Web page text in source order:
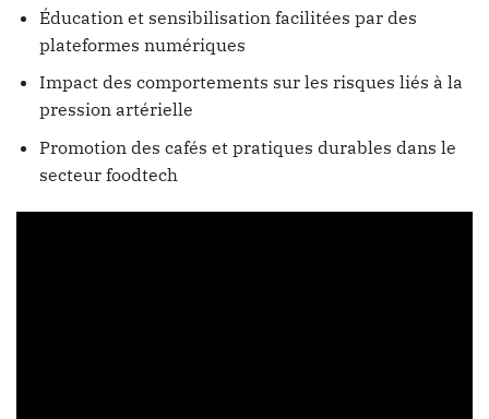
Éducation et sensibilisation facilitées par des
plateformes numériques
Impact des comportements sur les risques liés à la
pression artérielle
Promotion des cafés et pratiques durables dans le
secteur foodtech